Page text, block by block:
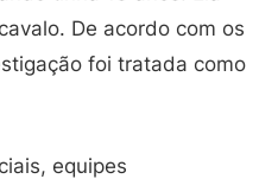
De acordo com os
foi tratada como
equipes